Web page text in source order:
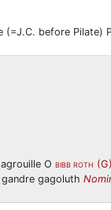
(=J.C. before Pilate)
O BIBB ROTH
gagoluth